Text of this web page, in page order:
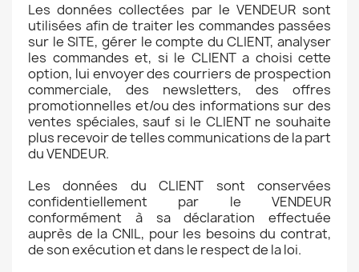
Les données collectées par le VENDEUR sont
utilisées afin de traiter les commandes passées
sur le SITE, gérer le compte du CLIENT, analyser
les commandes et, si le CLIENT a choisi cette
option, lui envoyer des courriers de prospection
commerciale, des newsletters, des offres
promotionnelles et/ou des informations sur des
ventes spéciales, sauf si le CLIENT ne souhaite
plus recevoir de telles communications de la part
du VENDEUR.
Les données du CLIENT sont conservées
confidentiellement par le VENDEUR
conformément à sa déclaration effectuée
auprès de la CNIL, pour les besoins du contrat,
de son exécution et dans le respect de la loi.